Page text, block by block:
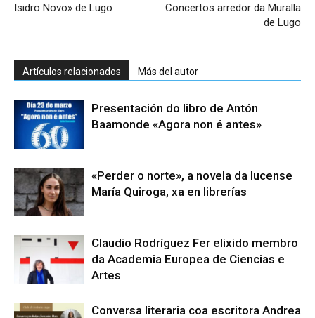
Isidro Novo» de Lugo
Concertos arredor da Muralla
de Lugo
Artículos relacionados Más del autor
Presentación do libro de Antón
Baamonde «Agora non é antes»
«Perder o norte», a novela da lucense
María Quiroga, xa en librerías
Claudio Rodríguez Fer elixido membro
da Academia Europea de Ciencias e
Artes
Conversa literaria coa escritora Andrea